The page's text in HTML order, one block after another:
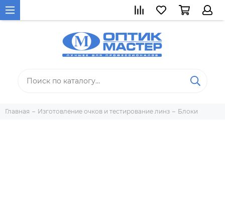
Главная Изготовление очков и тестирование линз Блоки